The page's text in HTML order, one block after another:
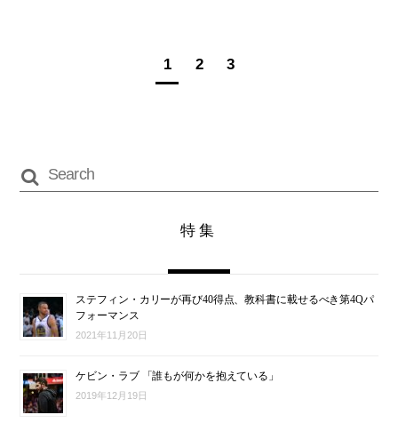
1 2 3
特集
ステフィン・カリーが再び40得点、教科書に載せるべき第4Qパ
フォーマンス
2021年11月20日
ケビン・ラブ 「誰もが何かを抱えている」
2019年12月19日